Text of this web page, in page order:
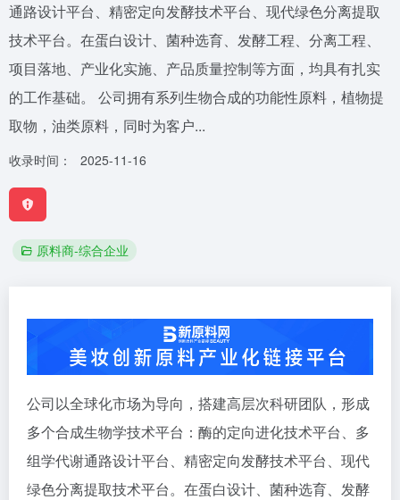
通路设计平台、精密定向发酵技术平台、现代绿色分离提取
技术平台。在蛋白设计、菌种选育、发酵工程、分离工程、
项目落地、产业化实施、产品质量控制等方面，均具有扎实
的工作基础。 公司拥有系列生物合成的功能性原料，植物提
取物，油类原料，同时为客户...
收录时间： 2025-11-16
原料商-综合企业
公司以全球化市场为导向，搭建高层次科研团队，形成
多个合成生物学技术平台：酶的定向进化技术平台、多
组学代谢通路设计平台、精密定向发酵技术平台、现代
绿色分离提取技术平台。在蛋白设计、菌种选育、发酵